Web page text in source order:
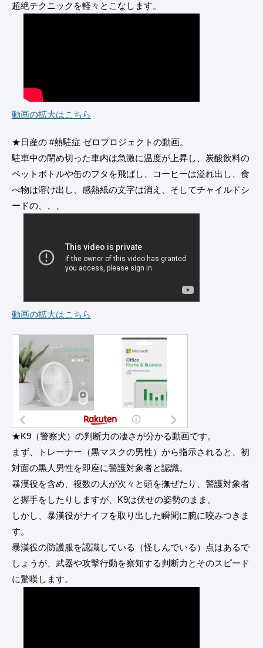
超絶テクニックを軽々とこなします。
動画の拡大はこちら
★日産の #熱駐症 ゼロプロジェクトの動画。
駐車中の閉め切った車内は急激に温度が上昇し、炭酸飲料の
ペットボトルや缶のフタを飛ばし、コーヒーは溢れ出し、食
べ物は溶け出し、感熱紙の文字は消え、そしてチャイルドシ
ードの、、、
動画の拡大はこちら
★K9（警察犬）の判断力の凄さが分かる動画です。
まず、トレーナー（黒マスクの男性）から指示されると、初
対面の黒人男性を即座に警護対象者と認識。
暴漢役を含め、複数の人が次々と頭を撫ぜたり、警護対象者
と握手をしたりしますが、K9は伏せの姿勢のまま。
しかし、暴漢役がナイフを取り出した瞬間に腕に咬みつきま
す。
暴漢役の防護服を認識している（怪しんでいる）点はあるで
しょうが、武器や攻撃行動を察知する判断力とそのスピード
に驚嘆します。